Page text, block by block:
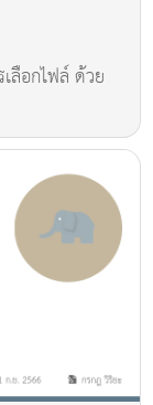
ลือกไฟล์ ด้วย